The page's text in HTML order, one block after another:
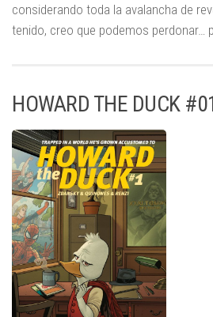
considerando toda la avalancha de
tenido, creo que podemos perdonar…
HOWARD THE DUCK